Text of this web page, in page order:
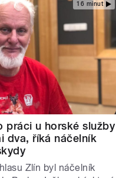
16 minut
práci u horské služby
dva, říká náčelník
Zlín byl náčelník